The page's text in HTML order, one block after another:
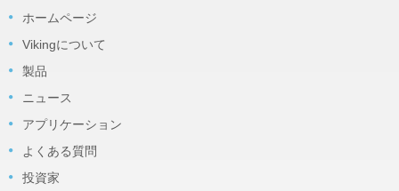
ホームページ
Vikingについて
製品
ニュース
アプリケーション
よくある質問
投資家